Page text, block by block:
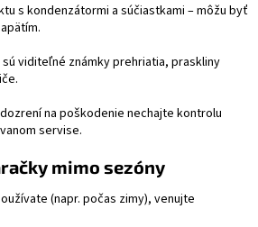
s kondenzátormi a súčiastkami – môžu byť
viditeľné známky prehriatia, praskliny
na poškodenie nechajte kontrolu
servise.
mimo sezóny
(napr. počas zimy), venujte